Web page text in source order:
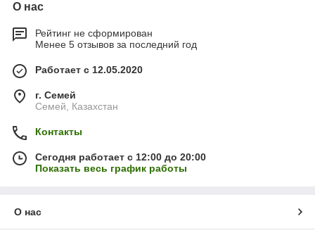
О нас
Рейтинг не сформирован
Менее 5 отзывов за последний год
Работает с 12.05.2020
г. Семей
Семей, Казахстан
Контакты
Сегодня работает с 12:00 до 20:00
Показать весь график работы
О нас